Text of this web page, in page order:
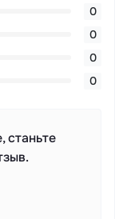
0
0
0
0
станьте